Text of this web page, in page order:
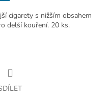
cigarety s nižším obsahem
delší kouření. 20 ks.